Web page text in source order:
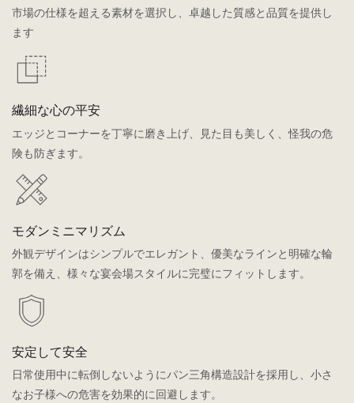
市場の仕様を超える素材を選択し、卓越した質感と品質を提供し
ます
繊細な心の平安
エッジとコーナーを丁寧に磨き上げ、見た目も美しく、怪我の危
険も防ぎます。
モダンミニマリズム
外観デザインはシンプルでエレガント、優美なラインと明確な輪
郭を備え、様々な宴会場スタイルに完璧にフィットします。
安定して安全
日常使用中に転倒しないようにパン三角構造設計を採用し、小さ
なお子様への危害を効果的に回避します。